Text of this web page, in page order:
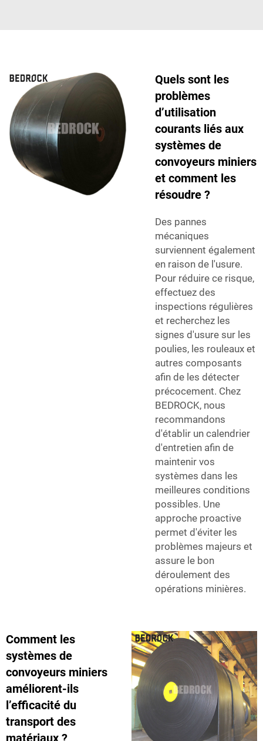
Quels sont les
problèmes
d’utilisation
courants liés aux
systèmes de
convoyeurs miniers
et comment les
résoudre ?
Des pannes
mécaniques
surviennent également
en raison de l'usure.
Pour réduire ce risque,
effectuez des
inspections régulières
et recherchez les
signes d'usure sur les
poulies, les rouleaux et
autres composants
afin de les détecter
précocement. Chez
BEDROCK, nous
recommandons
d'établir un calendrier
d'entretien afin de
maintenir vos
systèmes dans les
meilleures conditions
possibles. Une
approche proactive
permet d'éviter les
problèmes majeurs et
assure le bon
déroulement des
opérations minières.
Comment les
systèmes de
convoyeurs miniers
améliorent-ils
l’efficacité du
transport des
matériaux ?